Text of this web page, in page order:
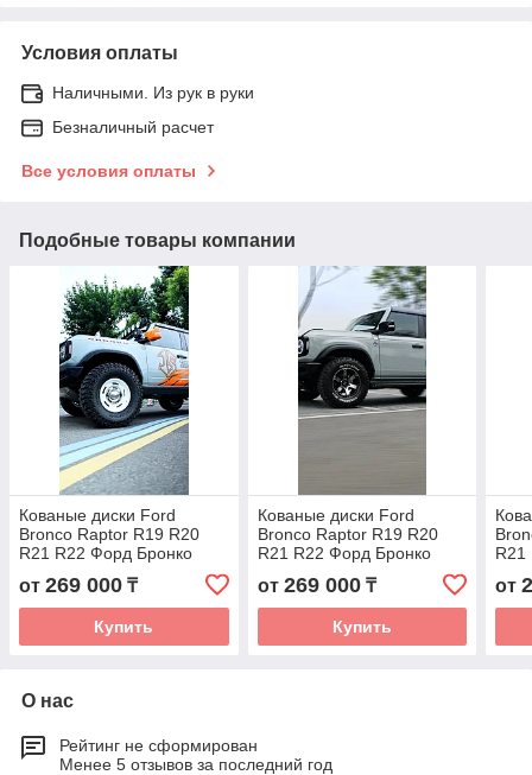
Условия оплаты
Наличными. Из рук в руки
Безналичный расчет
Все условия оплаты
Подобные товары компании
Кованые диски Ford
Bronco Raptor R19 R20
R21 R22 Форд Бронко
диски колеса ковка диск
от 269 000 ₸
Купить
Кованые диски Ford
Bronco Raptor R19 R20
R21 R22 Форд Бронко
диски колеса ковка диск
от 269 000₸
Купить
R21
от
О нас
Рейтинг не сформирован
Менее 5 отзывов за последний год